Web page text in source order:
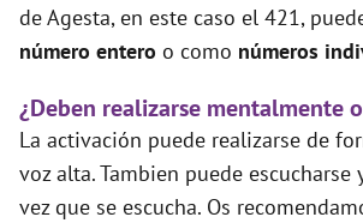
de Agesta, en este caso el 421,
número entero o como números
¿Deben realizarse mentalmente
La activación puede realizarse de
voz alta. Tambien puede escucharse
vez que se escucha. Os